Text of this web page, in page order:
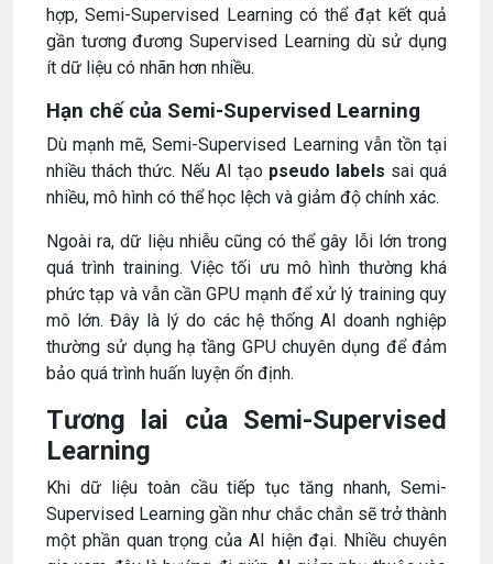
hợp, Semi-Supervised Learning có thể đạt kết quả
gần tương đương Supervised Learning dù sử dụng
ít dữ liệu có nhãn hơn nhiều.
Hạn chế của Semi-Supervised Learning
Dù mạnh mẽ, Semi-Supervised Learning vẫn tồn tại
nhiều thách thức. Nếu AI tạo pseudo labels sai quá
nhiều, mô hình có thể học lệch và giảm độ chính xác.
Ngoài ra, dữ liệu nhiễu cũng có thể gây lỗi lớn trong
quá trình training. Việc tối ưu mô hình thường khá
phức tạp và vẫn cần GPU mạnh để xử lý training quy
mô lớn. Đây là lý do các hệ thống AI doanh nghiệp
thường sử dụng hạ tầng GPU chuyên dụng để đảm
bảo quá trình huấn luyện ổn định.
Tương lai của Semi-Supervised
Learning
Khi dữ liệu toàn cầu tiếp tục tăng nhanh, Semi-
Supervised Learning gần như chắc chắn sẽ trở thành
một phần quan trọng của AI hiện đại. Nhiều chuyên